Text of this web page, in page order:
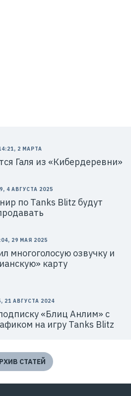
2 МАРТА
Галя из «Кибердеревни»
4 АВГУСТА 2025
по Tanks Blitz будут
29 МАЯ 2025
многоголосую озвучку и
карту
21 АВГУСТА 2024
«Блиц Анлим» с
на игру Tanks Blitz
СТАТЕЙ